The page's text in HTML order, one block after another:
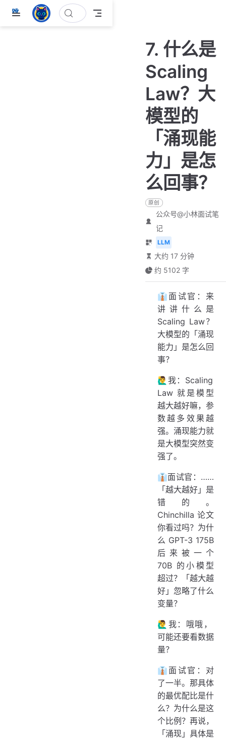
跳
7. 什么是
Scaling
Law？大
模型的
「涌现能
力」是怎
么回事？
原创
公众号@小林面试笔
记
LLM
大约 17 分钟
约 5102 字
👔面试官：来
讲讲什么是
Scaling Law？
大模型的「涌现
能力」是怎么回
事？
🙋‍♂️我：Scaling
Law 就是模型
越大越好嘛，参
数越多效果越
强。涌现能力就
是大模型突然变
强了。
👔面试官：……
「越大越好」是
错的。
Chinchilla 论文
你看过吗？为什
么 GPT-3 175B
后来被一个
70B 的小模型
超过？「越大越
好」忽略了什么
变量？
🙋‍♂️我：哦哦，
可能还要看数据
量？
👔面试官：对
了一半。那具体
的最优配比是什
么？为什么是这
个比例？再说，
「涌现」具体是